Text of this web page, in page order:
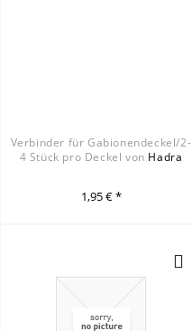
Verbinder für Gabionendeckel/2-
4 Stück pro Deckel von Hadra
1,95 € *